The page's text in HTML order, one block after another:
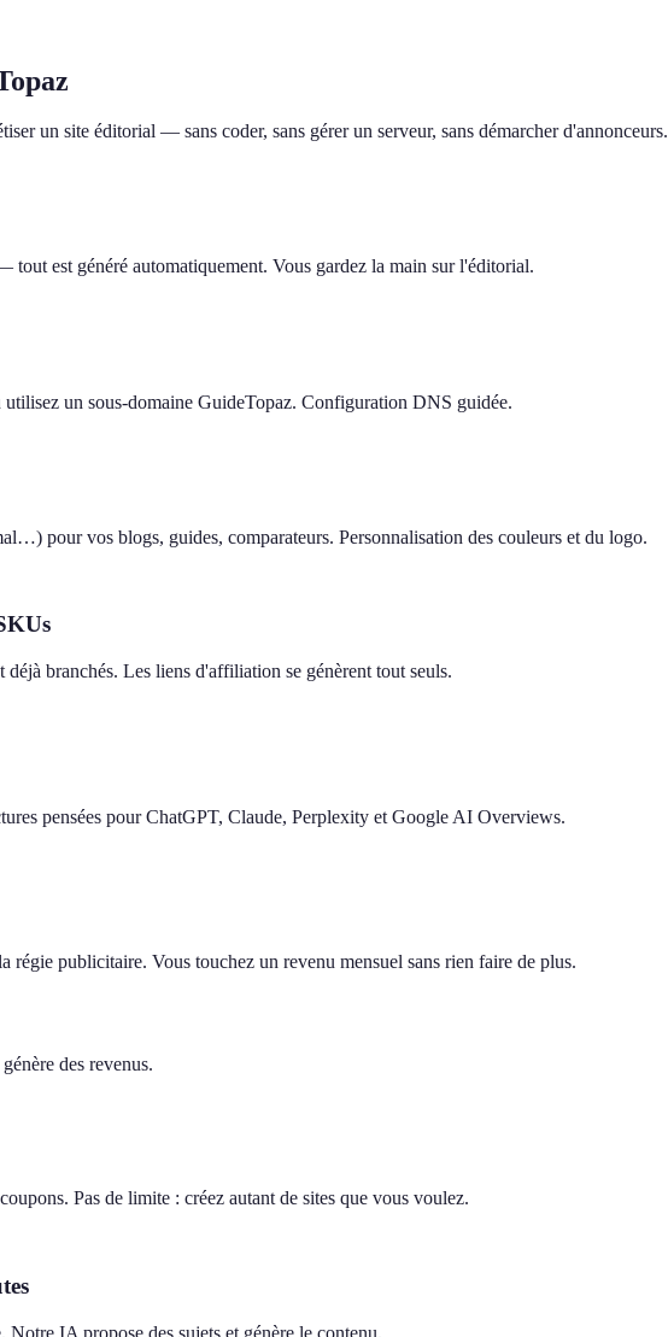
un site éditorial — sans coder, sans gérer un serveur, sans démarcher d'annonceurs.
est généré automatiquement. Vous gardez la main sur l'éditorial.
un sous-domaine GuideTopaz. Configuration DNS guidée.
pour vos blogs, guides, comparateurs. Personnalisation des couleurs et du logo.
branchés. Les liens d'affiliation se génèrent tout seuls.
pensées pour ChatGPT, Claude, Perplexity et Google AI Overviews.
régie publicitaire. Vous touchez un revenu mensuel sans rien faire de plus.
des revenus.
Pas de limite : créez autant de sites que vous voulez.
IA propose des sujets et génère le contenu.